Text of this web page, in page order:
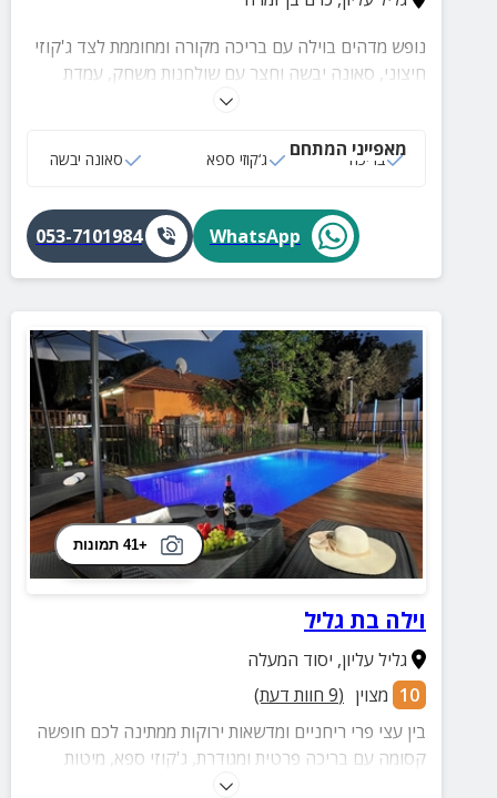
נופש מדהים בוילה עם בריכה מקורה ומחוממת לצד ג'קוזי
חיצוני, סאונה יבשה וחצר עם שולחנות משחק, עמדת
מאפייני המתחם
בריכה ג‘קוזי ספא סאונה יבשה
WhatsApp
053-7101984
+41 תמונות
וילה בת גליל
גליל עליון, יסוד המעלה
10 מצוין (
9 חוות דעת)
בין עצי פרי ריחניים ומדשאות ירוקות ממתינה לכם חופשה
קסומה עם בריכה פרטית ומגודרת, ג'קוזי ספא, מיטות
שיזוף, נדנדות, ערסלים, משחקים לכל הגילאים ופינת